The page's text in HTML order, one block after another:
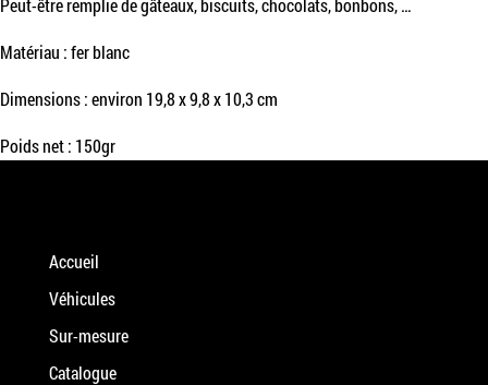
Peut-être remplie de gâteaux, biscuits, chocolats, bonbons, …
Matériau : fer blanc
Dimensions : environ 19,8 x 9,8 x 10,3 cm
Poids net : 150gr
Accueil
Véhicules
Sur-mesure
Catalogue